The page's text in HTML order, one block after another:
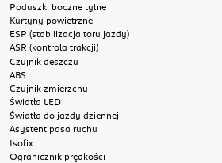
Poduszki boczne tylne
Kurtyny powietrzne
ESP (stabilizacja toru jazdy)
ASR (kontrola trakcji)
Czujnik deszczu
ABS
Czujnik zmierzchu
Światła LED
Światła do jazdy dziennej
Asystent pasa ruchu
Isofix
Ogranicznik prędkości